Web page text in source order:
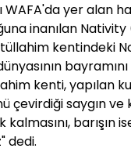
WAFA'da yer alan
inanılan
kentindeki
kenti, yapılan
çevirdiği saygın
barışın
dedi.